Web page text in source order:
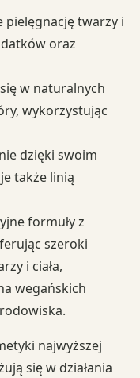
twarzy i
oraz
w naturalnych
wykorzystując
dzięki swoim
także linią
formuły z
szeroki
i ciała,
wegańskich
najwyższej
się w działania